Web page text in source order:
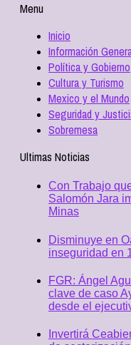
Menu
Inicio
Información
Política y Gobierno
Cultura y Turismo
Mexico y el Mundo
Seguridad y
Sobremesa
Ultimas Noticias
Con Trabajo
Salomón Jara
Minas
Disminuye en
inseguridad en
FGR: Ángel
clave de caso
desde el
Invertirá